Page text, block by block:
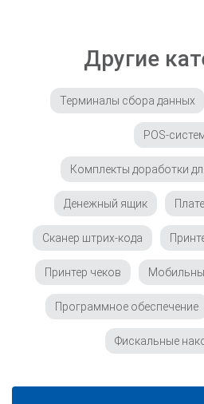
Другие
Терминалы сбора данных
POS-
Комплекты доработки
Денежный ящик
Сканер штрих-кода
Принтер чеков
Программное обеспечение
Фискальные